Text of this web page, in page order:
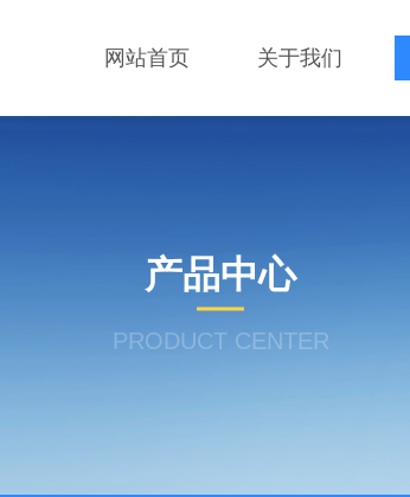
网站首页 关于我们
产品中心
PRODUCT CENTER